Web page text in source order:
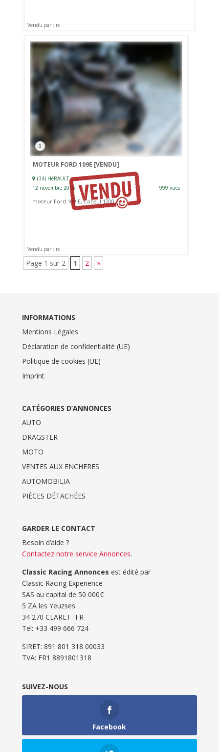
Vendu par : rs
3
MOTEUR FORD 109E [VENDU]
(34) HéRAULT
12 novembre 2016
999 vues
moteur Ford 109 E, Consul 1200 cc
Vendu par : rs
Page 1 sur 2 1 2 »
INFORMATIONS
Mentions Légales
Déclaration de confidentialité (UE)
Politique de cookies (UE)
Imprint
CATÉGORIES D’ANNONCES
AUTO
DRAGSTER
MOTO
VENTES AUX ENCHERES
AUTOMOBILIA
PIÈCES DÉTACHÉES
GARDER LE CONTACT
Besoin d’aide ?
Contactez notre service Annonces.
Classic Racing Annonces est édité par
Classic Racing Experience
SAS au capital de 50 000€
5 ZA les Yeuzses
34 270 CLARET -FR-
Tel: ‭+33 499 666 724‬
SIRET: 891 801 318 00033
TVA: FR1 8891801318
SUIVEZ-NOUS
Facebook